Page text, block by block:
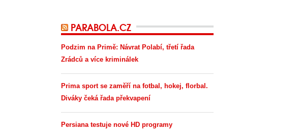
PARABOLA.CZ
Podzim na Primě: Návrat Polabí, třetí řada
Zrádců a více kriminálek
Prima sport se zaměří na fotbal, hokej, florbal.
Diváky čeká řada překvapení
Persiana testuje nové HD programy